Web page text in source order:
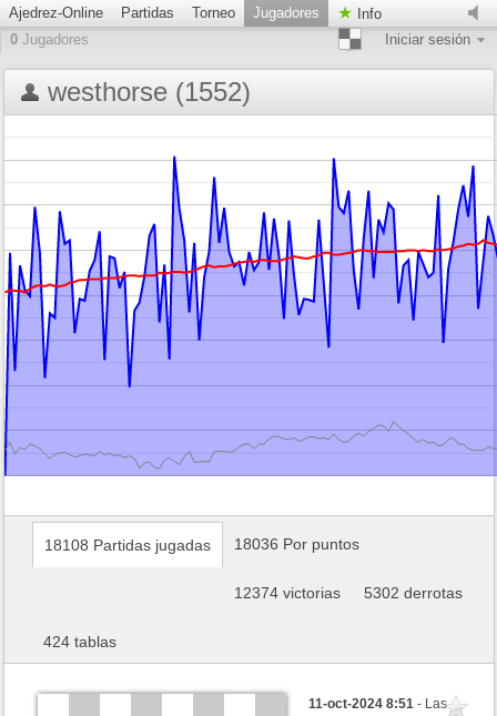
Ajedrez-Online Partidas Torneo Jugadores
Info
0 Jugadores Iniciar sesión
westhorse (1552)
18108 Partidas jugadas 18036 Por puntos
12374 victorias 5302 derrotas
424 tablas
11-oct-2024 8:51- Las